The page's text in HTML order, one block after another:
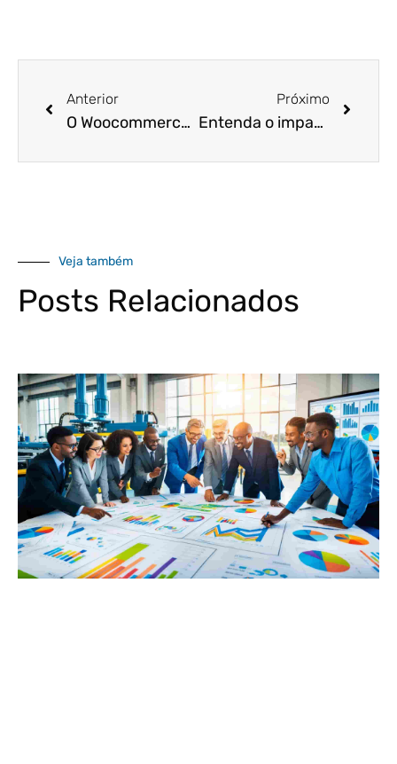
Anterior
O Woocommerce Pode Ser A Chave Para O Seu Sucesso!
Próximo
Entenda o impacto do Coronavírus sobre os seus negócios!
Veja também
Posts Relacionados